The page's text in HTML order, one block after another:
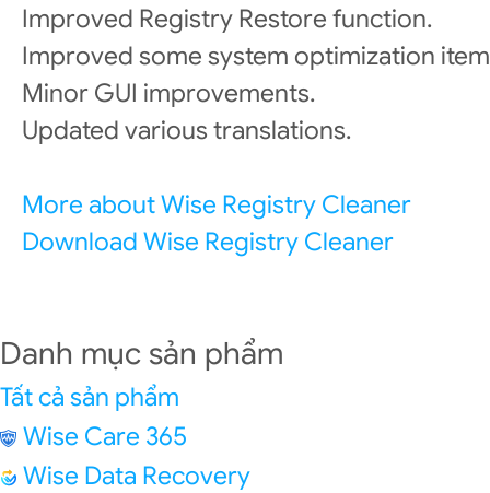
Improved Registry Restore function.
Improved some system optimization
Minor GUI improvements.
Updated various translations.
More about Wise Registry Cleaner
Download Wise Registry Cleaner
Danh mục sản phẩm
Tất cả sản phẩm
Wise Care 365
Wise Data Recovery